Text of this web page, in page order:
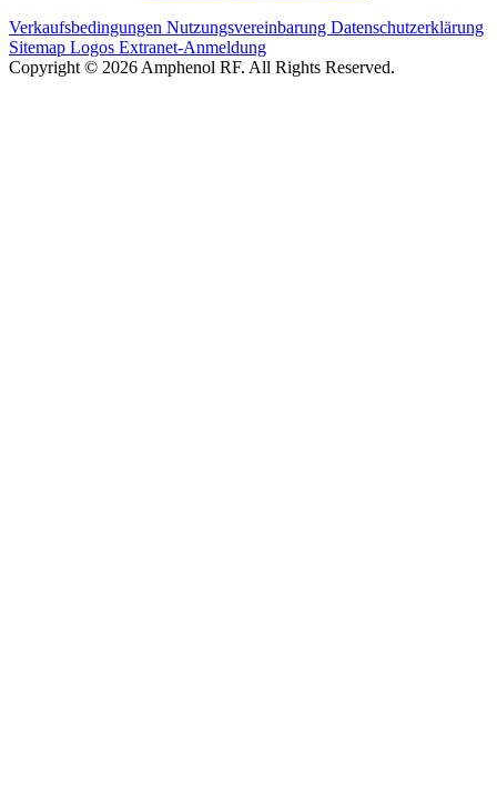
Verkaufsbedingungen Nutzungsvereinbarung Datenschutzerklärung
Sitemap Logos Extranet-Anmeldung
Copyright © 2026 Amphenol RF. All Rights Reserved.